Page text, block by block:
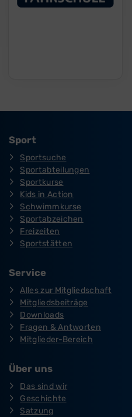
Sport
Sportsuche
Sportabteilungen
Sportkurse
Kids in Action
Schwimmkurse
Sportabzeichen
Freizeiten
Sportstätten
Service
Alles zur Mitgliedschaft
Mitgliedsbeiträge
Downloads
Fragen & Antworten
Mitglieder-Bereich
Über uns
Das sind wir
Geschichte
Satzung